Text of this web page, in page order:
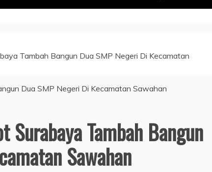
Tambah Bangun Dua SMP Negeri Di Kecamatan
Surabaya Tambah Bangun
Sawahan